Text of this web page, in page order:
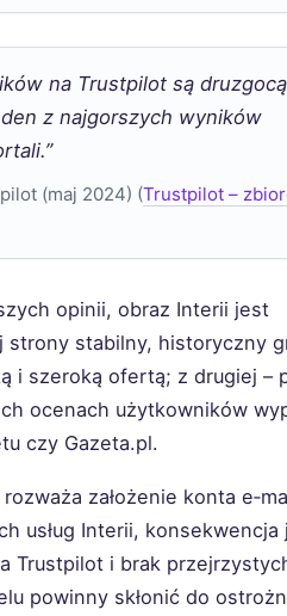
na Trustpilot są
z najgorszych wyników
(maj 2024) (Trustpilot –
opinii, obraz Interii jest
strony stabilny, historyczny
i szeroką ofertą; z drugiej –
ocenach użytkowników
czy Gazeta.pl.
założenie konta
usług Interii, konsekwencja
Trustpilot i brak
powinny skłonić do